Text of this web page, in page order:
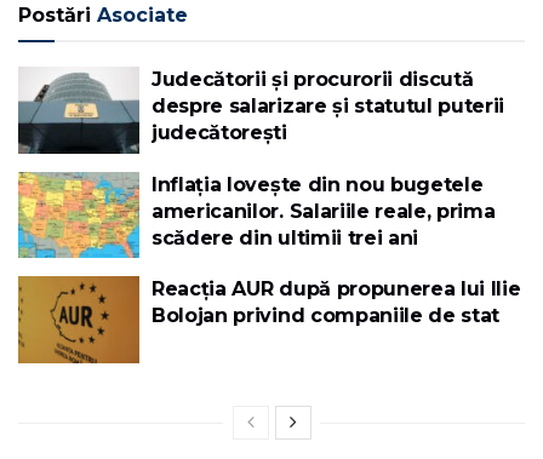
Postări Asociate
Judecătorii și procurorii discută
despre salarizare și statutul puterii
judecătorești
Inflația lovește din nou bugetele
americanilor. Salariile reale, prima
scădere din ultimii trei ani
Reacția AUR după propunerea lui Ilie
Bolojan privind companiile de stat